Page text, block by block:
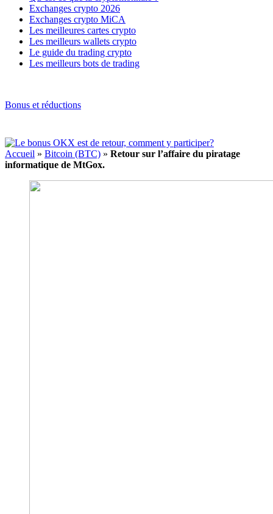
Exchanges crypto 2026
Exchanges crypto MiCA
Les meilleures cartes crypto
Les meilleurs wallets crypto
Le guide du trading crypto
Les meilleurs bots de trading
Bonus et réductions
Accueil » Bitcoin (BTC) » Retour sur l’affaire du piratage
informatique de MtGox.